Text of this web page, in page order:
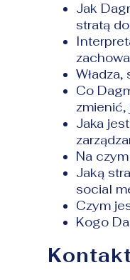
Jak
stratą
Co
zmienić,
Jaka
Na
Jaką
social
Czym
Kogo